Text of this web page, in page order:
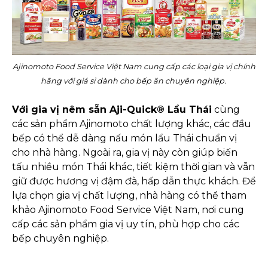
Ajinomoto Food Service Việt Nam cung cấp các loại gia vị chính
hãng với giá sỉ dành cho bếp ăn chuyên nghiệp.
Với gia vị nêm sẵn Aji-Quick® Lẩu Thái cùng
các sản phẩm Ajinomoto chất lượng khác, các đầu
bếp có thể dễ dàng nấu món lẩu Thái chuẩn vị
cho nhà hàng. Ngoài ra, gia vị này còn giúp biến
tấu nhiều món Thái khác, tiết kiệm thời gian và vẫn
giữ được hương vị đậm đà, hấp dẫn thực khách. Để
lựa chọn gia vị chất lượng, nhà hàng có thể tham
khảo Ajinomoto Food Service Việt Nam, nơi cung
cấp các sản phẩm gia vị uy tín, phù hợp cho các
bếp chuyên nghiệp.